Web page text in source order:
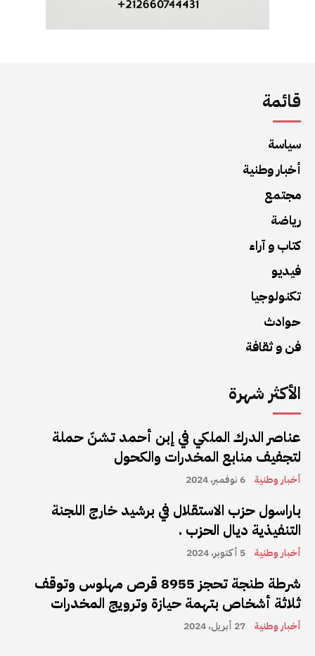
قائمة
سياسة
أخبار وطنية
مجتمع
رياضة
كتاب و آراء
فيديو
تكنولوجيا
حوادث
فن و ثقافة
الأكثر شهرة
عناصر الدرك الملكي في إبن أحمد تشنّ حملة
لتجفيف منابع المخدرات والكحول
أخبار وطنية 6 نوفمبر، 2024
باراسول حزب الاستقلال في برشيد خارج اللجنة
التنفيذية ديال الحزب .
أخبار وطنية 5 أكتوبر، 2024
شرطة طنجة تحجز 8955 قرص مهلوس وتوقف
ثلاثة أشخاص بتهمة حيازة وترويج المخدرات
أخبار وطنية 27 أبريل، 2024